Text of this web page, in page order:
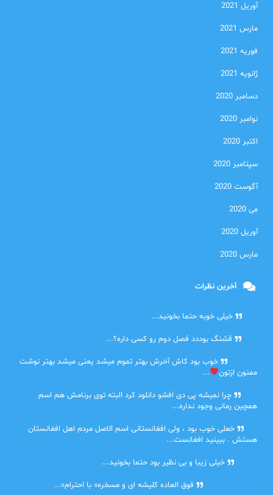
آوریل 2021
مارس 2021
فوریه 2021
ژانویه 2021
دسامبر 2020
نوامبر 2020
اکتبر 2020
سپتامبر 2020
آگوست 2020
می 2020
آوریل 2020
مارس 2020
آخرین نظرات
خیلی خوبه حتما بخونید...
قشنگ بوددد فصل دوم رو کسی داره؟...
خوب بود کاش آخرش بهتر تموم میشد یعنی میشد بهتر نوشت
ممنون ازتون
...
چرا نمیشه پی دی افشو دانلود کرد البته توی برنامش هم اسم
همچین رمانی وجود نداره...
خعلی خوب بود ، ولی افغانستانی اسم الاصل مردم اهل افغانستان
هستش . ببینید افغانست...
خیلی زیبا و بی نظیر بود حتما بخونید...
فوق العاده کلیشه ای و مسخره« با احترام»...